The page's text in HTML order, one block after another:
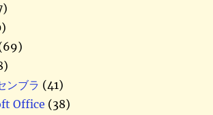
ンブラ (41)
Office (38)